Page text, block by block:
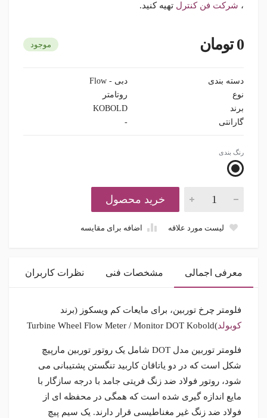
، شرکت فن کنترل تهیه کنید.
0 تومان موجود
دسته بندی
دبی - Flow
نوع
روتامتر
برند
KOBOLD
گارانتی
-
رنگ بندی
خرید محصول
لیست مورد علاقه اضافه برای مقایسه
معرفی اجمالی مشخصات فنی نظرات کاربران
فلومتر چرخ توربین، برای مایعات کم ویسکوز (برند
کوبولد)Turbine Wheel Flow Meter / Monitor DOT Kobold
فلومتر توربین مدل DOT شامل یک روتور توربین مارپیچ
شکل است که در دو یاتاقان کاربید تنگستن پشتیبانی می
شود، روتور فولاد ضد زنگ فریتی جامد با درجه سازگار با
مایع اندازه گیری شده است که همگی در محفظه ای از
فولاد ضد زنگ غیر مغناطیسی قرار دارند. یک سیم پیچ